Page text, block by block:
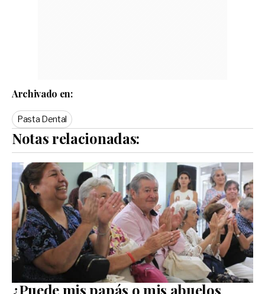
Archivado en:
Pasta Dental
Notas relacionadas:
¿Puede mis papás o mis abuelos